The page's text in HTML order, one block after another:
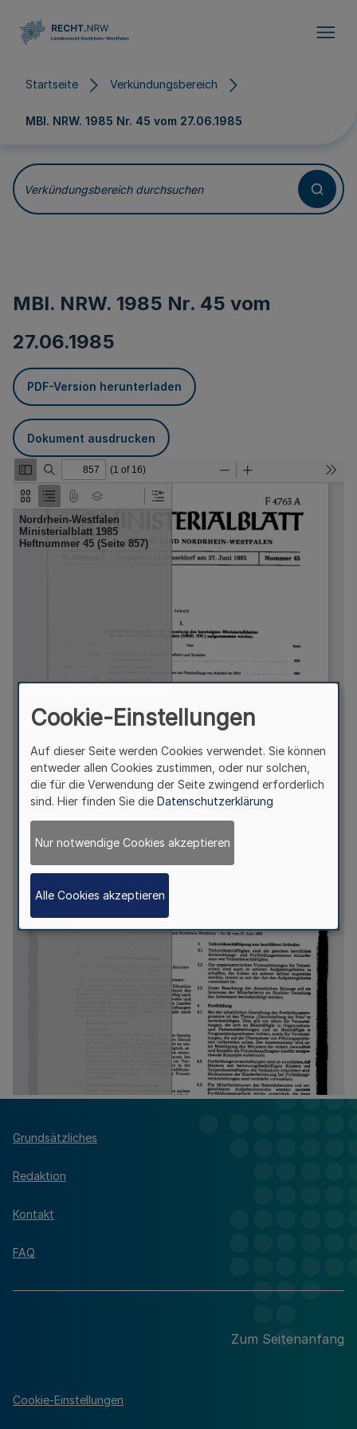
Startseite Verkündungsbereich
MBl. NRW. 1985 Nr. 45 vom 27.06.1985
Verkündungsbereich durchsuchen
MBl. NRW. 1985 Nr. 45 vom
27.06.1985
PDF-Version herunterladen
Dokument ausdrucken
Grundsätzliches
Redaktion
Kontakt
FAQ
Zum Seitenanfang
Cookie-Einstellungen
Cookie-Einstellungen
Auf dieser Seite werden Cookies verwendet. Sie können
entweder allen Cookies zustimmen, oder nur solchen,
die für die Verwendung der Seite zwingend erforderlich
sind. Hier finden Sie die Datenschutzerklärung
Nur notwendige Cookies akzeptieren
Alle Cookies akzeptieren